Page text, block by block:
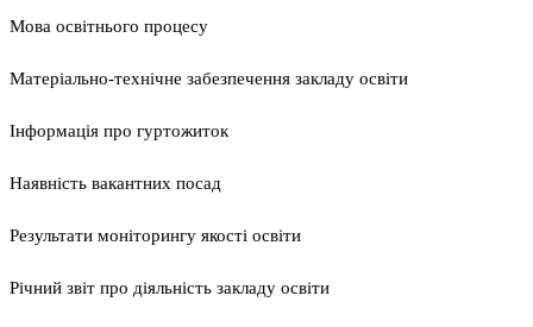
Мова освітнього процесу
Матеріально-технічне забезпечення закладу освіти
Інформація про гуртожиток
Наявність вакантних посад
Результати моніторингу якості освіти
Річний звіт про діяльність закладу освіти